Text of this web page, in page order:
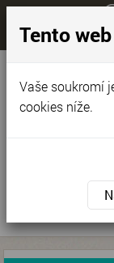
Máte
Tento
Vaše soukromí
cookies níže.